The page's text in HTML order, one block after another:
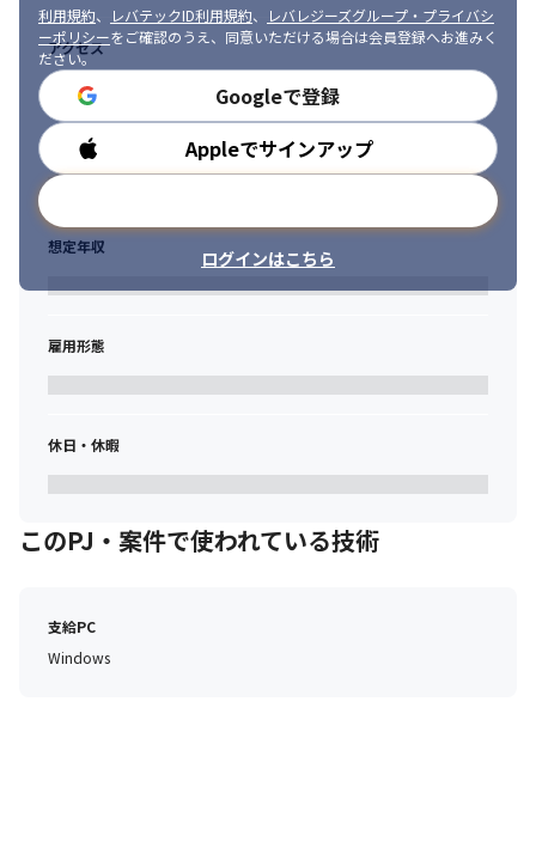
利用規約、 レバテックID利用規約、
レバレジーズグループ・プライバシ
ーポリシーをご確認のうえ、同意いただける場合は会員登録へお進みく
ださい。
Googleで登録
Appleでサインアップ
ログインはこちら
アクセス
勤務時間
想定年収
雇用形態
休日・休暇
このPJ・案件で使われている技術
支給PC
Windows